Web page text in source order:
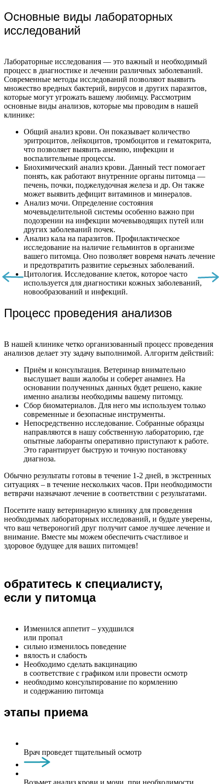
Основные виды лабораторных
исследований
Лабораторные исследования — это важный и необходимый
процесс в диагностике и лечении различных заболеваний.
Современные методы исследований позволяют выявить
множество вредных бактерий, вирусов и других паразитов,
которые могут угрожать вашему любимцу. Рассмотрим
основные виды анализов, которые мы проводим в нашей
клинике:
Общий анализ крови. Он показывает количество
эритроцитов, лейкоцитов, тромбоцитов и гематокрита,
что позволяет выявить анемию, инфекции и
воспалительные процессы.
Биохимический анализ крови. Данный тест помогает
понять, как работают внутренние органы питомца —
печень, почки, поджелудочная железа и др. Он также
может выявить дефицит витаминов и минералов.
Анализ мочи. Определение состояния
мочевыделительной системы особенно важно при
подозрении на инфекции мочевыводящих путей или
других заболеваний почек.
Анализ кала на паразитов. Профилактическое
исследование на наличие гельминтов в организме
вашего питомца. Оно позволяет вовремя начать лечение
и предотвратить развитие серьезных заболеваний.
Цитология. Исследование клеток, которое часто
используется для диагностики кожных заболеваний,
новообразований и инфекций.
Процесс проведения анализов
В нашей клинике четко организованный процесс проведения
анализов делает эту задачу выполнимой. Алгоритм действий:
Приём и консультация. Ветеринар внимательно
выслушает ваши жалобы и соберет анамнез. На
основании полученных данных будет решено, какие
именно анализы необходимы вашему питомцу.
Сбор биоматериалов. Для него мы используем только
современные и безопасные инструменты.
Непосредственно исследование. Собранные образцы
направляются в нашу собственную лабораторию, где
опытные лаборанты оперативно приступают к работе.
Это гарантирует быструю и точную постановку
диагноза.
Обычно результаты готовы в течение 1-2 дней, в экстренных
ситуациях – в течение нескольких часов. При необходимости
ветврачи назначают лечение в соответствии с результатами.
Посетите нашу ветеринарную клинику для проведения
необходимых лабораторных исследований, и будьте уверены,
что ваш четвероногий друг получит самое лучшее лечение и
внимание. Вместе мы можем обеспечить счастливое и
здоровое будущее для ваших питомцев!
обратитесь к специалисту,
если у питомца
Изменился аппетит – ухудшился
или пропал
сильно изменилось поведение
вялость и слабость
Необходимо сделать вакцинацию
в соответствие с графиком или провести осмотр
необходимо консультирование по кормлению
и содержанию питомца
этапы приема
Врач проведет тщательный осмотр
Возьмет анализ крови и мочи, при необходимости